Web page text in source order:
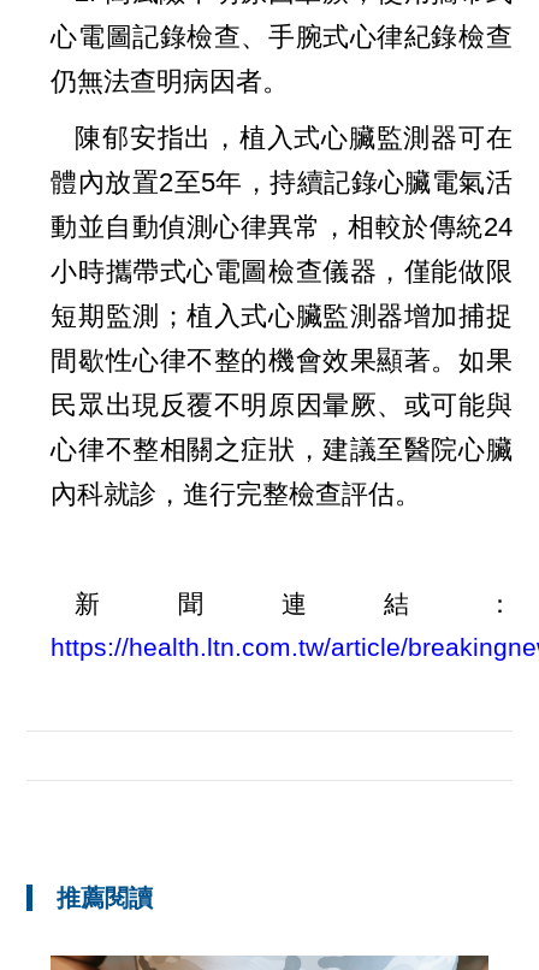
心電圖記錄檢查、手腕式心律紀錄檢查
仍無法查明病因者。
陳郁安指出，植入式心臟監測器可在
體內放置2至5年，持續記錄心臟電氣活
動並自動偵測心律異常，相較於傳統24
小時攜帶式心電圖檢查儀器，僅能做限
短期監測；植入式心臟監測器增加捕捉
間歇性心律不整的機會效果顯著。如果
民眾出現反覆不明原因暈厥、或可能與
心律不整相關之症狀，建議至醫院心臟
內科就診，進行完整檢查評估。
新聞連結：
https://health.ltn.com.tw/article/
推薦閱讀